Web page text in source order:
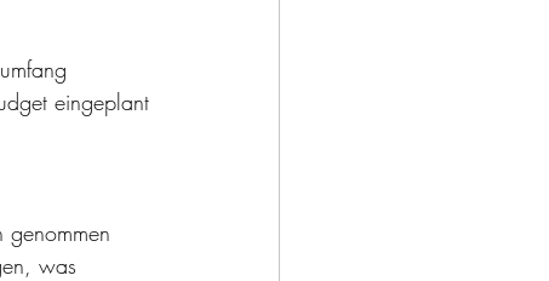
eingeplant
genommen
was